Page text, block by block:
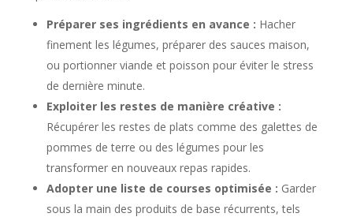
Préparer ses ingrédients en avance : Hacher
finement les légumes, préparer des sauces maison,
ou portionner viande et poisson pour éviter le stress
de dernière minute.
Exploiter les restes de manière créative :
Récupérer les restes de plats comme des galettes de
pommes de terre ou des légumes pour les
transformer en nouveaux repas rapides.
Adopter une liste de courses optimisée : Garder
sous la main des produits de base récurrents, tels